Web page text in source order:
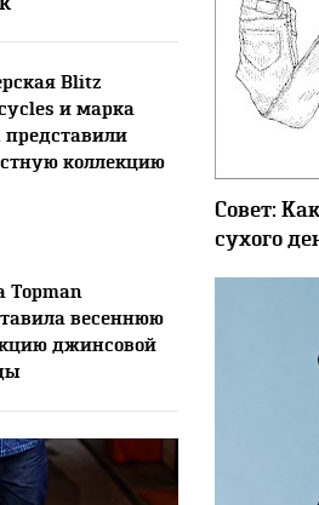
Blitz
и марка
представили
коллекцию
Совет:
сухого
Topman
весеннюю
джинсовой